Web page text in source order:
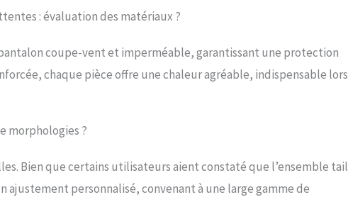
: évaluation des matériaux ?
pantalon coupe-vent et imperméable, garantissant une protection
chaque pièce offre une chaleur agréable, indispensable
morphologies ?
Bien que certains utilisateurs aient constaté que l’ensemble
personnalisé, convenant à une large gamme de